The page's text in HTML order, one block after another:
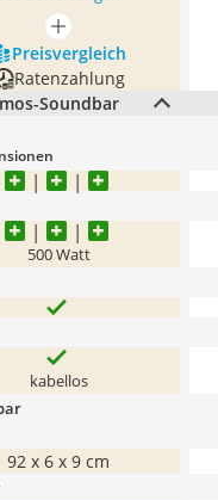
mehr anzeigen
Preis­vergleich
Ratenzahlung
Soundbar
500 Watt
kabellos
92 x 6 x 9 cm